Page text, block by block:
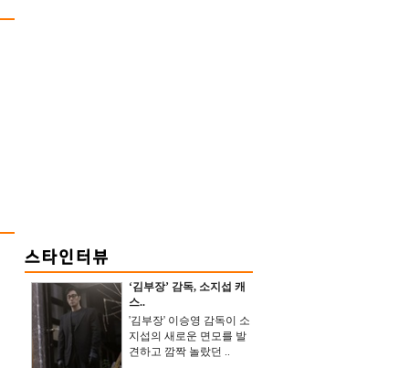
‘김부장’ 감독, 소지섭 캐
스..
'김부장' 이승영 감독이 소
지섭의 새로운 면모를 발
견하고 깜짝 놀랐던 ..